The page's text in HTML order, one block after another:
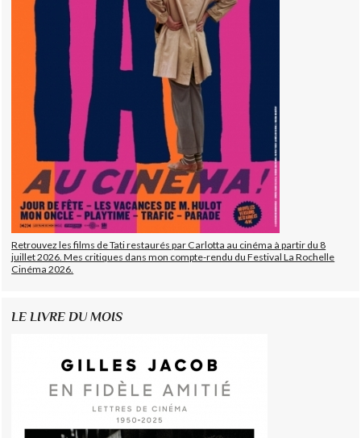
Retrouvez les films de Tati restaurés par Carlotta au cinéma à partir du 8
juillet 2026. Mes critiques dans mon compte-rendu du Festival La Rochelle
Cinéma 2026.
LE LIVRE DU MOIS